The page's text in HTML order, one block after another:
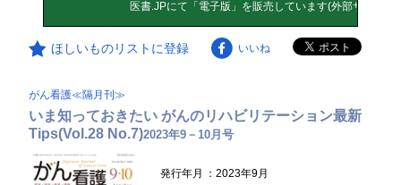
ほしいものリストに登録 いいね
がん看護≪隔月刊≫
いま知っておきたい がんのリハビリテーション最新
Tips(Vol.28 No.7)2023年9－10月号
発行年月 ：2023年9月